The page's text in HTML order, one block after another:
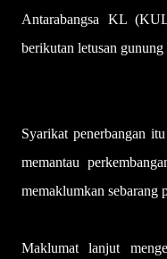
Antarabangsa KL
berikutan letusan gunung
Syarikat penerbangan
memantau
memaklumkan sebarang
Maklumat lanjut